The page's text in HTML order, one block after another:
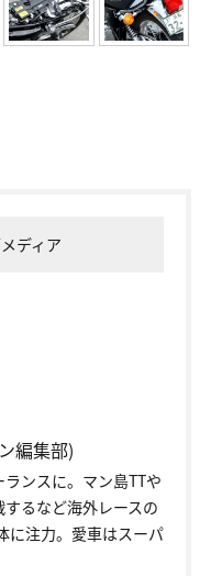
ディア
編集部)
ンスに。マン島TTや
るなど海外レースの
に注力。愛車はスーパ